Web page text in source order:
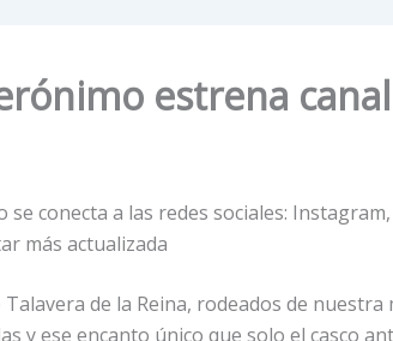
estrena
se conecta a las redes sociales:
más actualizada
de la Reina, rodeados de nuestra
y ese encanto único que solo el casco